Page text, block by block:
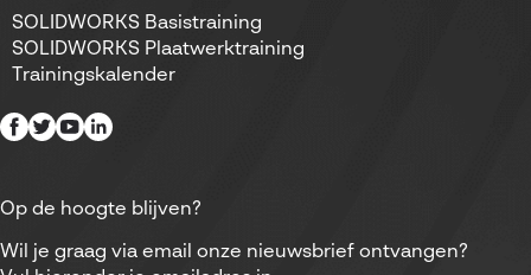
SOLIDWORKS Basistraining
SOLIDWORKS Plaatwerktraining
Trainingskalender
Op de hoogte blijven?
Wil je graag via email onze nieuwsbrief ontvangen?